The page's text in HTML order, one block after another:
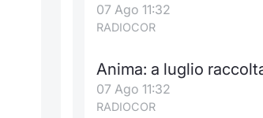
07 Ago 11:32
RADIOCOR
Anima: a luglio
07 Ago 11:32
RADIOCOR